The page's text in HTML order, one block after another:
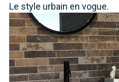
Le style urbain en vogue.